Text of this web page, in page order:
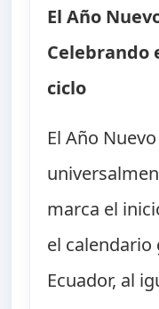
El Año
Celebrando
ciclo
El Año
marca el
el calendario
Ecuador, al